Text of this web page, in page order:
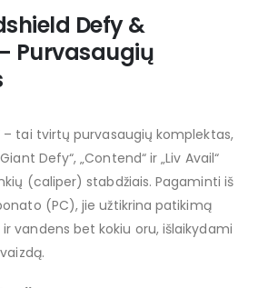
Defy &
Purvasaugių
– tai tvirtų purvasaugių komplektas,
Defy“, „Contend“ ir „Liv Avail“
(caliper) stabdžiais. Pagaminti iš
(PC), jie užtikrina patikimą
vandens bet kokiu oru, išlaikydami